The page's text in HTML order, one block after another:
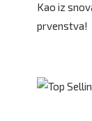
Kao iz
prvenstva!